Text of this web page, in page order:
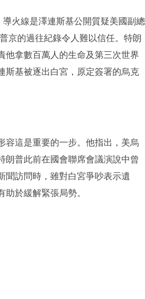
火線是澤連斯基公開質疑美國副總
京的過往紀錄令人難以信任。特朗
他拿數百萬人的生命及第三次世界
斯基被逐出白宮，原定簽署的烏克
容這是重要的一步。他指出，美烏
朗普此前在國會聯席會議演說中曾
聞訪問時，雖對白宮爭吵表示遺
於緩解緊張局勢。